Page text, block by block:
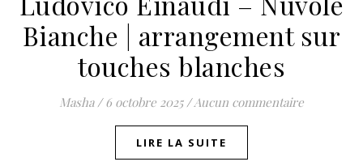
Bianche | arrangement sur
touches blanches
Masha / 6 octobre 2025 /Aucun commentaire
LIRE LA SUITE